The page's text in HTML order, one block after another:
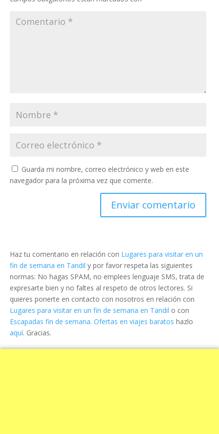
Guarda mi nombre, correo electrónico y web en este
navegador para la próxima vez que comente.
Haz tu comentario en relación con Lugares para visitar en un
fin de semana en Tandil y por favor respeta las siguientes
normas: No hagas SPAM, no emplees lenguaje SMS, trata de
expresarte bien y no faltes al respeto de otros lectores. Si
quieres ponerte en contacto con nosotros en relación con
Lugares para visitar en un fin de semana en Tandil o con
Escapadas fin de semana. Ofertas en viajes baratos hazlo
aquí. Gracias.